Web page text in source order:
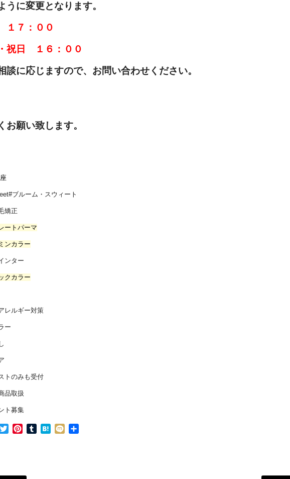
うに変更となります。
７：００
祝日 １６：００
談に応じますので、お問い合わせください。
お願い致します。
ブルーム・スウィート
矯正
ートパーマ
ンカラー
ンター
クカラー
レルギー対策
ー
トのみも受付
品取扱
ト募集
TwitterPinterestTumblrHatena
Mixi